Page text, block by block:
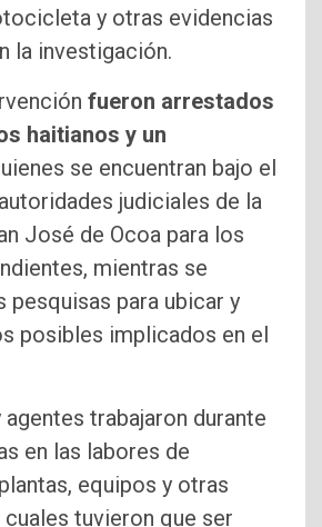
y otras evidencias
la investigación.
fueron arrestados
haitianos y un
se encuentran bajo el
judiciales de la
José de Ocoa para los
mientras se
pesquisas para ubicar y
posibles implicados en el
trabajaron durante
en las labores de
equipos y otras
tuvieron que ser